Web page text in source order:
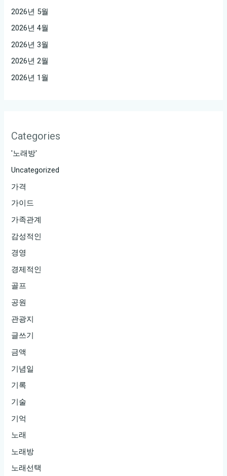
2026년 5월
2026년 4월
2026년 3월
2026년 2월
2026년 1월
Categories
'노래방'
Uncategorized
가격
가이드
가족관계
감성적인
경영
경제적인
골프
공원
관광지
글쓰기
금액
기념일
기록
기술
기억
노래
노래방
노래선택